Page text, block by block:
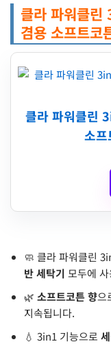
클라 파워클린
겸용 소프트
클라 파워클린
소
🧼 클라 파워클린
반 세탁기 모두에
🌿 소프트코튼 향으
지속됩니다.
💧 3in1 기능으로